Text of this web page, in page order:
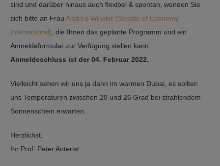
sind und darüber hinaus auch flexibel & spontan, wenden Sie
sich bitte an Frau Andrea Winkler (Senate of Economy
International), die Ihnen das geplante Programm und ein
Anmeldeformular zur Verfügung stellen kann.
Anmeldeschluss ist der 04. Februar 2022.
Vielleicht sehen wir uns ja dann im warmen Dubai, es sollten
uns Temperaturen zwischen 20 und 26 Grad bei strahlendem
Sonnenschein erwarten.
Herzlichst,
Ihr Prof. Peter Anterist